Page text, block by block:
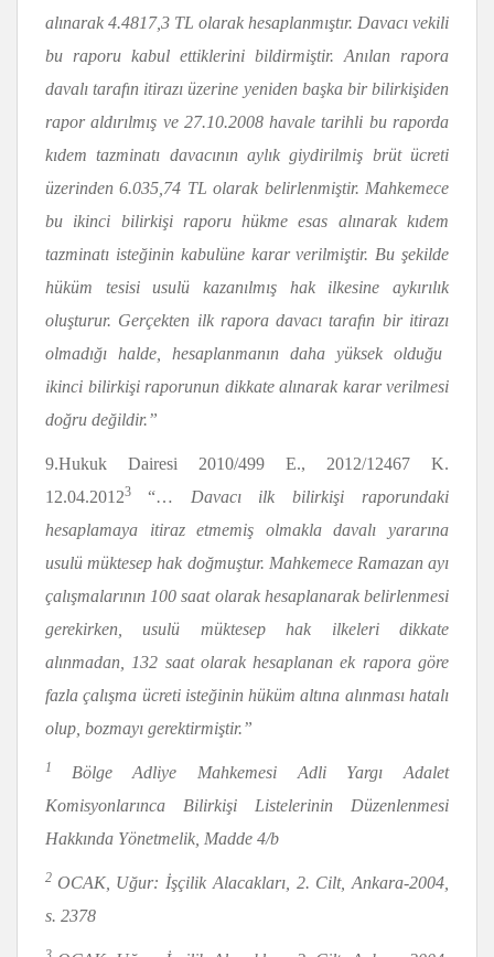
alınarak 4.4817,3 TL olarak hesaplanmıştır. Davacı vekili
bu raporu kabul ettiklerini bildirmiştir. Anılan rapora
davalı tarafın itirazı üzerine yeniden başka bir bilirkişiden
rapor aldırılmış ve 27.10.2008 havale tarihli bu raporda
kıdem tazminatı davacının aylık giydirilmiş brütücreti
üzerinden 6.035,74 TL olarak belirlenmiştir. Mahkemece
bu ikinci bilirkişi raporu hükme esas alınarak kıdem
tazminatı isteğinin kabulüne karar verilmiştir. Buşekilde
hüküm tesisi usulü kazanılmış hak ilkesine aykırılık
oluşturur. Gerçekten ilk rapora davacı tarafın bir itirazı
olmadığı halde, hesaplanmanın daha yüksek olduğu
ikinci bilirkişi raporunun dikkate alınarak karar verilmesi
doğru değildir.”
9.Hukuk Dairesi 2010/499 E., 2012/12467 K.
12.04.20123 “… Davacı ilk bilirkişi raporundaki
hesaplamaya itiraz etmemiş olmakla davalı yararına
usulü müktesep hak doğmuştur. Mahkemece Ramazan ayı
çalışmalarının 100 saat olarak hesaplanarak belirlenmesi
gerekirken, usulü müktesep hak ilkeleri dikkate
alınmadan, 132 saat olarak hesaplanan ek rapora göre
fazlaçalışma ücreti isteğinin hüküm altına alınmasıhatalı
olup, bozmayı gerektirmiştir.”
1 Bölge Adliye Mahkemesi Adli Yargı Adalet
Komisyonlarınca Bilirkişi Listelerinin Düzenlenmesi
Hakkında Yönetmelik, Madde 4/b
2 OCAK, Uğur: İşçilik Alacakları, 2. Cilt, Ankara-2004,
s. 2378